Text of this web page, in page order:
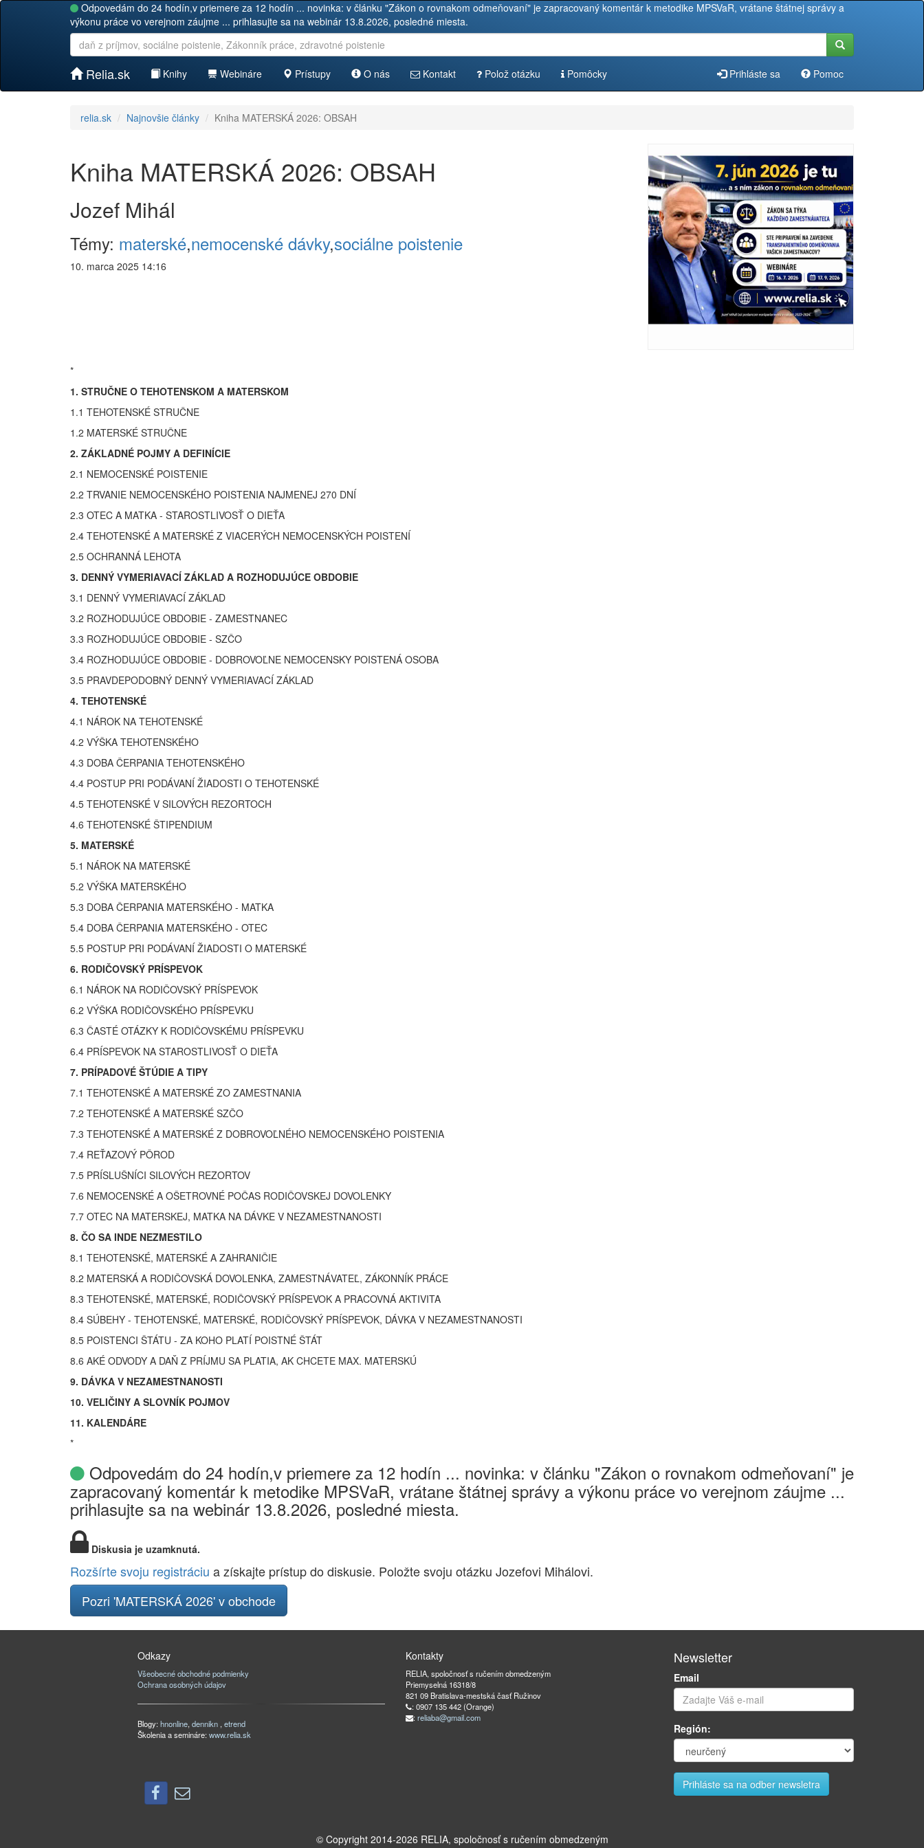
Odpovedám do 24 hodín,v priemere za 12 hodín ... novinka: v článku "Zákon o rovnakom odmeňovaní" je zapracovaný komentár k metodike MPSVaR, vrátane štátnej správy a
výkonu práce vo verejnom záujme ... prihlasujte sa na webinár 13.8.2026, posledné miesta.
Relia.sk Knihy Webináre Prístupy O nás Kontakt Polož otázku Pomôcky Prihláste sa Pomoc
relia.sk Najnovšie články Kniha MATERSKÁ 2026: OBSAH
Kniha MATERSKÁ 2026: OBSAH
Jozef Mihál
Témy: materské,nemocenské dávky,sociálne poistenie
10. marca 2025 14:16
*
1. STRUČNE O TEHOTENSKOM A MATERSKOM
1.1 TEHOTENSKÉ STRUČNE
1.2 MATERSKÉ STRUČNE
2. ZÁKLADNÉ POJMY A DEFINÍCIE
2.1 NEMOCENSKÉ POISTENIE
2.2 TRVANIE NEMOCENSKÉHO POISTENIA NAJMENEJ 270 DNÍ
2.3 OTEC A MATKA - STAROSTLIVOSŤ O DIEŤA
2.4 TEHOTENSKÉ A MATERSKÉ Z VIACERÝCH NEMOCENSKÝCH POISTENÍ
2.5 OCHRANNÁ LEHOTA
3. DENNÝ VYMERIAVACÍ ZÁKLAD A ROZHODUJÚCE OBDOBIE
3.1 DENNÝ VYMERIAVACÍ ZÁKLAD
3.2 ROZHODUJÚCE OBDOBIE - ZAMESTNANEC
3.3 ROZHODUJÚCE OBDOBIE - SZČO
3.4 ROZHODUJÚCE OBDOBIE - DOBROVOĽNE NEMOCENSKY POISTENÁ OSOBA
3.5 PRAVDEPODOBNÝ DENNÝ VYMERIAVACÍ ZÁKLAD
4. TEHOTENSKÉ
4.1 NÁROK NA TEHOTENSKÉ
4.2 VÝŠKA TEHOTENSKÉHO
4.3 DOBA ČERPANIA TEHOTENSKÉHO
4.4 POSTUP PRI PODÁVANÍ ŽIADOSTI O TEHOTENSKÉ
4.5 TEHOTENSKÉ V SILOVÝCH REZORTOCH
4.6 TEHOTENSKÉ ŠTIPENDIUM
5. MATERSKÉ
5.1 NÁROK NA MATERSKÉ
5.2 VÝŠKA MATERSKÉHO
5.3 DOBA ČERPANIA MATERSKÉHO - MATKA
5.4 DOBA ČERPANIA MATERSKÉHO - OTEC
5.5 POSTUP PRI PODÁVANÍ ŽIADOSTI O MATERSKÉ
6. RODIČOVSKÝ PRÍSPEVOK
6.1 NÁROK NA RODIČOVSKÝ PRÍSPEVOK
6.2 VÝŠKA RODIČOVSKÉHO PRÍSPEVKU
6.3 ČASTÉ OTÁZKY K RODIČOVSKÉMU PRÍSPEVKU
6.4 PRÍSPEVOK NA STAROSTLIVOSŤ O DIEŤA
7. PRÍPADOVÉ ŠTÚDIE A TIPY
7.1 TEHOTENSKÉ A MATERSKÉ ZO ZAMESTNANIA
7.2 TEHOTENSKÉ A MATERSKÉ SZČO
7.3 TEHOTENSKÉ A MATERSKÉ Z DOBROVOĽNÉHO NEMOCENSKÉHO POISTENIA
7.4 REŤAZOVÝ PÔROD
7.5 PRÍSLUŠNÍCI SILOVÝCH REZORTOV
7.6 NEMOCENSKÉ A OŠETROVNÉ POČAS RODIČOVSKEJ DOVOLENKY
7.7 OTEC NA MATERSKEJ, MATKA NA DÁVKE V NEZAMESTNANOSTI
8. ČO SA INDE NEZMESTILO
8.1 TEHOTENSKÉ, MATERSKÉ A ZAHRANIČIE
8.2 MATERSKÁ A RODIČOVSKÁ DOVOLENKA, ZAMESTNÁVATEĽ, ZÁKONNÍK PRÁCE
8.3 TEHOTENSKÉ, MATERSKÉ, RODIČOVSKÝ PRÍSPEVOK A PRACOVNÁ AKTIVITA
8.4 SÚBEHY - TEHOTENSKÉ, MATERSKÉ, RODIČOVSKÝ PRÍSPEVOK, DÁVKA V NEZAMESTNANOSTI
8.5 POISTENCI ŠTÁTU - ZA KOHO PLATÍ POISTNÉ ŠTÁT
8.6 AKÉ ODVODY A DAŇ Z PRÍJMU SA PLATIA, AK CHCETE MAX. MATERSKÚ
9. DÁVKA V NEZAMESTNANOSTI
10. VELIČINY A SLOVNÍK POJMOV
11. KALENDÁRE
*
Odpovedám do 24 hodín,v priemere za 12 hodín ... novinka: v článku "Zákon o rovnakom odmeňovaní" je
zapracovaný komentár k metodike MPSVaR, vrátane štátnej správy a výkonu práce vo verejnom záujme ...
prihlasujte sa na webinár 13.8.2026, posledné miesta.
Diskusia je uzamknutá.
Rozšírte svoju registráciu a získajte prístup do diskusie. Položte svoju otázku Jozefovi Mihálovi.
Pozri 'MATERSKÁ 2026' v obchode
Odkazy
Všeobecné obchodné podmienky
Ochrana osobných údajov
Blogy: hnonline, dennikn , etrend
Školenia a semináre: www.relia.sk
Kontakty
RELIA, spoločnosť s ručením obmedzeným
Priemyselná 16318/8
821 09 Bratislava-mestská časť Ružinov
: 0907 135 442 (Orange)
: reliaba@gmail.com
Newsletter
Email
Región:
© Copyright 2014-2026 RELIA, spoločnosť s ručením obmedzeným